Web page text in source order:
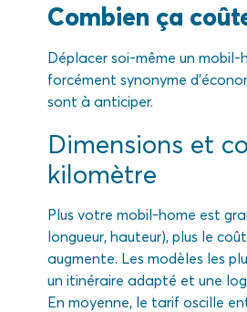
Combien ça
Déplacer soi-même un mobil-
forcément synonyme
sont à anticiper.
Dimensions et
kilomètre
Plus votre mobil-home est
longueur, hauteur), plus le
augmente. Les modèles les
un itinéraire adapté et une
En moyenne, le tarif oscille